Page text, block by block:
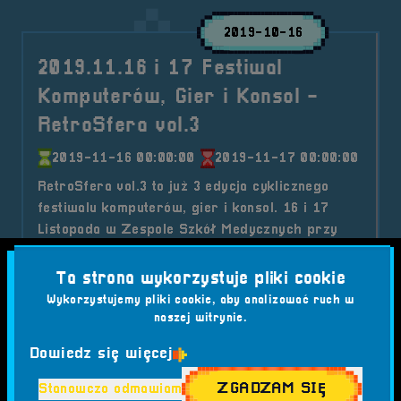
2019-10-16
2019.11.16 i 17 Festiwal
Komputerów, Gier i Konsol -
RetroSfera vol.3
2019-11-16 00:00:00
2019-11-17 00:00:00
RetroSfera vol.3 to już 3 edycja cyklicznego
festiwalu komputerów, gier i konsol. 16 i 17
Listopada w Zespole Szkół Medycznych przy
ulicy Ofiar Katynia 25 w Brzegu..
Kategorie wpisu: Aktualności Festiwal Wydarzenia
Tagi: #ATRAKCJE
#FESTIWAL GIER
#GOŚCIE SPECJALNI
#GRY PLANSZOWE
#MEDIA #PATRONI
#QUAKE III
#RETRO BAZAR
#RETRO GAMING
Ta strona wykorzystuje pliki cookie
Wykorzystujemy pliki cookie, aby analizować ruch w
naszej witrynie.
Dowiedz się więcej
Stanowczo odmawiam ZGADZAM SIĘ